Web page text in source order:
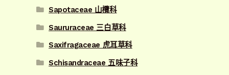
Sapotaceae 山欖科
Saururaceae 三白草科
Saxifragaceae 虎耳草科
Schisandraceae 五味子科